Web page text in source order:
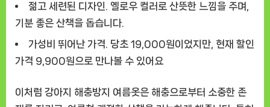
젊고 세련된 디자인.
옐로우 컬러로 산뜻한 느낌을 주며,
기분 좋은 산책을 돕습니다.
가성비 뛰어난 가격. 당초 19,000원이었지만, 현재 할인
가격 9,900원으로 만나볼 수 있어요
이처럼 강아지 해충방지 여름옷은 해충으로부터 소중한 존